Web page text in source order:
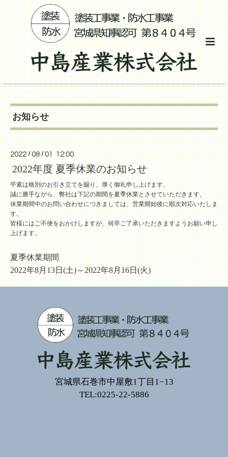
お知らせ
2022 /08 /01 12:00
2022年度 夏季休業のお知らせ
平素は格別のお引き立てを賜り、厚く御礼申し上げます。
誠に勝手ながら、弊社は下記の期間を夏季休業とさせていただきます。
休業期間中のお問い合わせにつきましては、営業開始後に順次対応いたしま
す。
皆様にはご不便をおかけしますが、何卒ご了承いただきますようお願い申し
上げます。
夏季休業期間
2022年8月13日(土)～2022年8月16日(火)
宮城県石巻市中屋敷1丁目1−13
TEL:0225-22-5886